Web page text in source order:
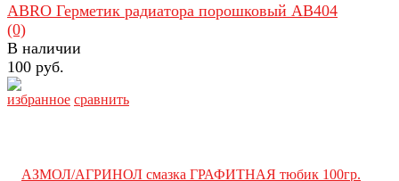
избранное сравнить
ABRO Герметик радиатора порошковый AB404
(0)
В наличии
100 руб.